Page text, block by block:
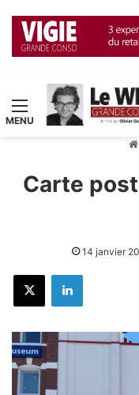
Menu
Carte
14 janvier
X Linkedin